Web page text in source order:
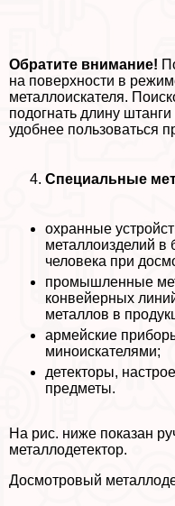
Обратите внимание!
на поверхности в
металлоискателя.
подогнать длину
удобнее пользоваться
Специальные
охранные
металлоизделий в
человека при
промышленные
конвейерных
металлов в
армейские
миноискателями;
детекторы,
предметы.
На рис. ниже показан
металлодетектор.
Досмотровый